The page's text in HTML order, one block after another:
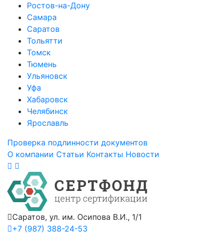
Ростов-на-Дону
Самара
Саратов
Тольятти
Томск
Тюмень
Ульяновск
Уфа
Хабаровск
Челябинск
Ярославль
Проверка подлинности документов
О компании Статьи Контакты Новости
Саратов, ул. им. Осипова В.И., 1/1
+7 (987) 388-24-53